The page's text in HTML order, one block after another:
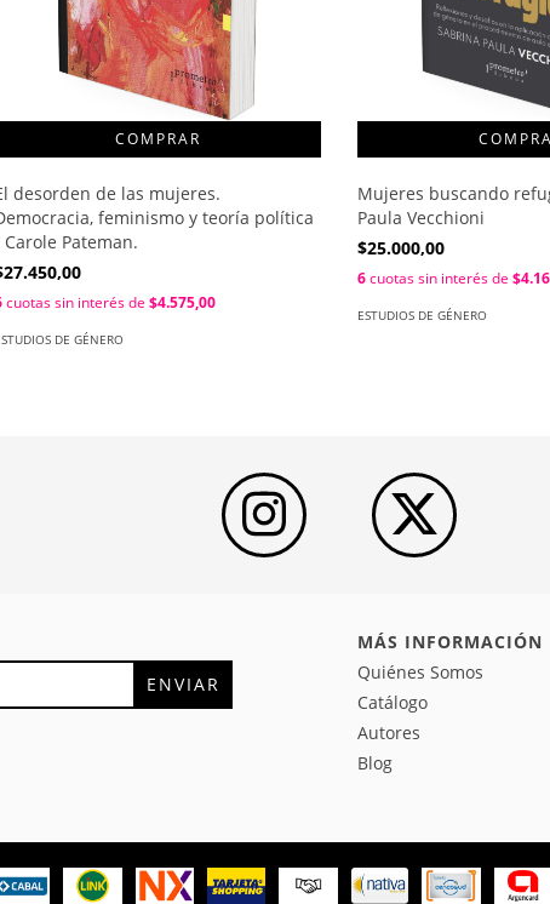
desorden de las mujeres.
feminismo y teoría política
Carole Pateman.
cuotas sin interés de $4.575,00
DE GÉNERO
Mujeres buscando
Paula Vecchioni
$25.000,00
6cuotas sin interés de
ESTUDIOS DE GÉNERO
MÁS INFORMACIÓN
Quiénes Somos
Catálogo
Autores
Blog